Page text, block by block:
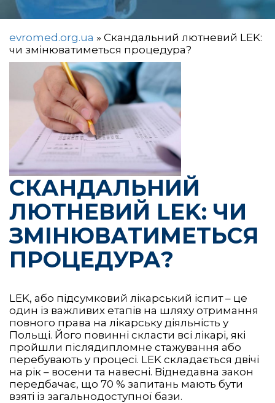
evromed.org.ua » Скандальний лютневий LEK:
чи змінюватиметься процедура?
СКАНДАЛЬНИЙ
ЛЮТНЕВИЙ LEK: ЧИ
ЗМІНЮВАТИМЕТЬСЯ
ПРОЦЕДУРА?
LEK, або підсумковий лікарський іспит – це
один із важливих етапів на шляху отримання
повного права на лікарську діяльність у
Польщі. Його повинні скласти всі лікарі, які
пройшли післядипломне стажування або
перебувають у процесі. LEK складається двічі
на рік – восени та навесні. Віднедавна закон
передбачає, що 70 % запитань мають бути
взяті із загальнодоступної бази.